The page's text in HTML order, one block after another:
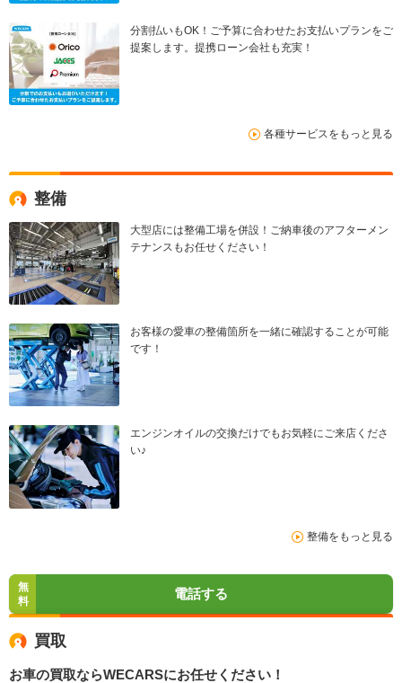
分割払いもOK！ご予算に合わせたお支払いプランをご
提案します。提携ローン会社も充実！
各種サービスをもっと見る
整備
大型店には整備工場を併設！ご納車後のアフターメン
テナンスもお任せください！
お客様の愛車の整備箇所を一緒に確認することが可能
です！
エンジンオイルの交換だけでもお気軽にご来店くださ
い♪
整備をもっと見る
無
料
電話する
買取
お車の買取ならWECARSにお任せください！